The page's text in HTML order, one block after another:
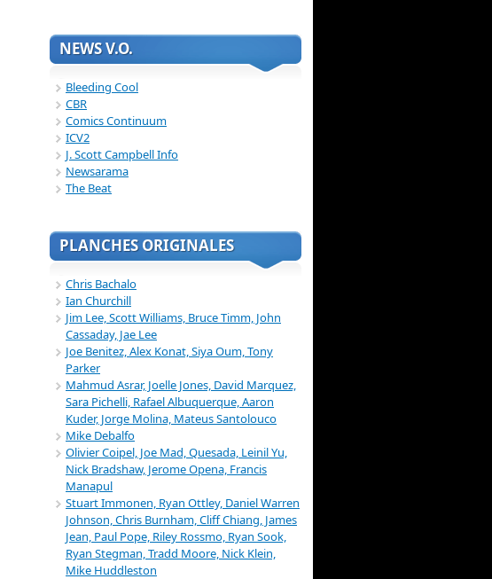
NEWS V.O.
Bleeding Cool
CBR
Comics Continuum
ICV2
J. Scott Campbell Info
Newsarama
The Beat
PLANCHES ORIGINALES
Chris Bachalo
Ian Churchill
Jim Lee, Scott Williams, Bruce Timm, John
Cassaday, Jae Lee
Joe Benitez, Alex Konat, Siya Oum, Tony
Parker
Mahmud Asrar, Joelle Jones, David Marquez,
Sara Pichelli, Rafael Albuquerque, Aaron
Kuder, Jorge Molina, Mateus Santolouco
Mike Debalfo
Olivier Coipel, Joe Mad, Quesada, Leinil Yu,
Nick Bradshaw, Jerome Opena, Francis
Manapul
Stuart Immonen, Ryan Ottley, Daniel Warren
Johnson, Chris Burnham, Cliff Chiang, James
Jean, Paul Pope, Riley Rossmo, Ryan Sook,
Ryan Stegman, Tradd Moore, Nick Klein,
Mike Huddleston